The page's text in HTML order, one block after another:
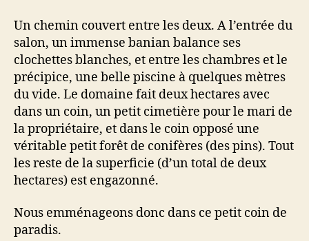
Un chemin couvert entre les deux. A l’entrée du
salon, un immense banian balance ses
clochettes blanches, et entre les chambres et le
précipice, une belle piscine à quelques mètres
du vide. Le domaine fait deux hectares avec
dans un coin, un petit cimetière pour le mari de
la propriétaire, et dans le coin opposé une
véritable petit forêt de conifères (des pins). Tout
les reste de la superficie (d’un total de deux
hectares) est engazonné.
Nous emménageons donc dans ce petit coin de
paradis.